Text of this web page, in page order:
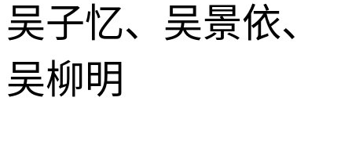
吴子忆、吴景依、
吴柳明